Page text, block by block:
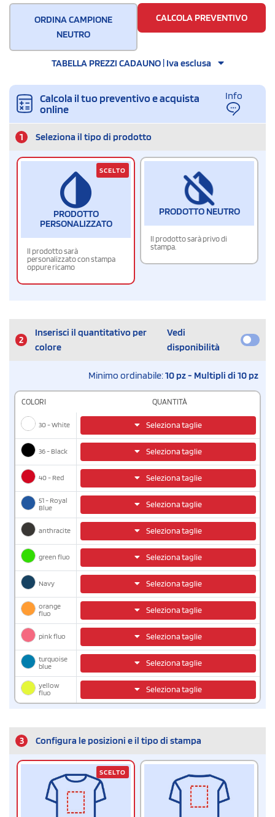
ORDINA CAMPIONE
NEUTRO
CALCOLA PREVENTIVO
TABELLA PREZZI CADAUNO | Iva esclusa
Calcola il tuo preventivo e acquista
online
Info
1 Seleziona il tipo di prodotto
PRODOTTO
PERSONALIZZATO
Il prodotto sarà
personalizzato con stampa
oppure ricamo
SCELTO
PRODOTTO NEUTRO
Il prodotto sarà privo di
stampa.
2
Inserisci il quantitativo per
colore
Vedi
disponibilità
Minimo ordinabile:10 pz - Multipli di 10 pz
COLORI QUANTITÀ
30 - White Seleziona taglie
36 - Black Seleziona taglie
40 - Red Seleziona taglie
51 - Royal
Blue
Seleziona taglie
anthracite Seleziona taglie
green fluo Seleziona taglie
Navy Seleziona taglie
orange
fluo
Seleziona taglie
pink fluo Seleziona taglie
turquoise
blue
Seleziona taglie
yellow
fluo
Seleziona taglie
3 Configura le posizioni e il tipo di stampa
SCELTO